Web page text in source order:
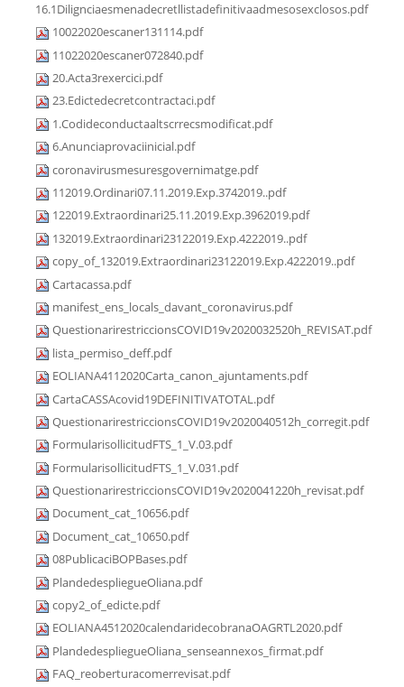
16.1Dilignciaesmenadecretllistadefinitivaadmesosexclosos.pdf
10022020escaner131114.pdf
11022020escaner072840.pdf
20.Acta3rexercici.pdf
23.Edictedecretcontractaci.pdf
1.Codideconductaaltscrrecsmodificat.pdf
6.Anunciaprovaciinicial.pdf
coronavirusmesuresgovernimatge.pdf
112019.Ordinari07.11.2019.Exp.3742019..pdf
122019.Extraordinari25.11.2019.Exp.3962019.pdf
132019.Extraordinari23122019.Exp.4222019..pdf
copy_of_132019.Extraordinari23122019.Exp.4222019..pdf
Cartacassa.pdf
manifest_ens_locals_davant_coronavirus.pdf
QuestionarirestriccionsCOVID19v2020032520h_REVISAT.pdf
lista_permiso_deff.pdf
EOLIANA4112020Carta_canon_ajuntaments.pdf
CartaCASSAcovid19DEFINITIVATOTAL.pdf
QuestionarirestriccionsCOVID19v2020040512h_corregit.pdf
FormularisollicitudFTS_1_V.03.pdf
FormularisollicitudFTS_1_V.031.pdf
QuestionarirestriccionsCOVID19v2020041220h_revisat.pdf
Document_cat_10656.pdf
Document_cat_10650.pdf
08PublicaciBOPBases.pdf
PlandedespliegueOliana.pdf
copy2_of_edicte.pdf
EOLIANA4512020calendaridecobranaOAGRTL2020.pdf
PlandedespliegueOliana_senseannexos_firmat.pdf
FAQ_reoberturacomerrevisat.pdf